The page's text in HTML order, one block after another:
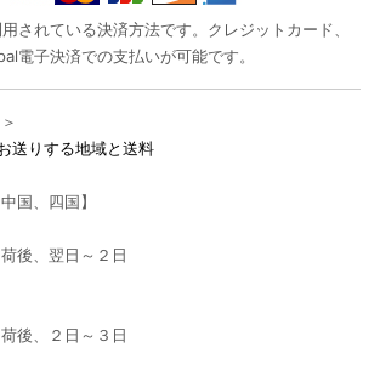
されている決済方法です。クレジットカード、
電子決済での支払いが可能です。
送りする地域と送料
国、四国】
後、翌日～２日
後、２日～３日